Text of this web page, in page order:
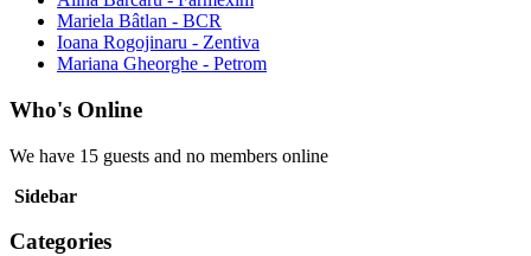
Mariela Bâtlan - BCR
Ioana Rogojinaru - Zentiva
Mariana Gheorghe - Petrom
Who's Online
We have 15 guests and no members online
Sidebar
Categories